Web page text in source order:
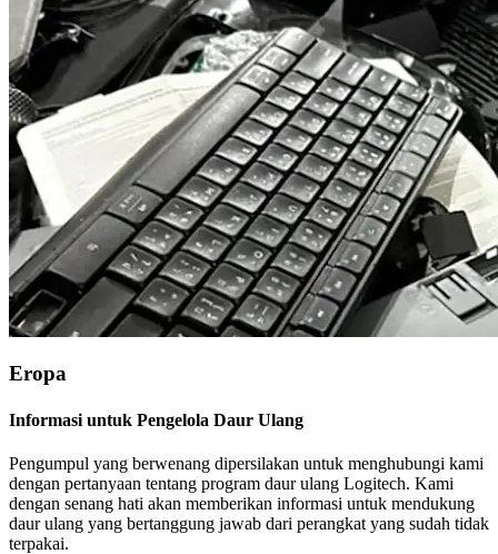
Eropa
Informasi untuk Pengelola Daur Ulang
Pengumpul yang berwenang dipersilakan untuk menghubungi kami
dengan pertanyaan tentang program daur ulang Logitech. Kami
dengan senang hati akan memberikan informasi untuk mendukung
daur ulang yang bertanggung jawab dari perangkat yang sudah tidak
terpakai.